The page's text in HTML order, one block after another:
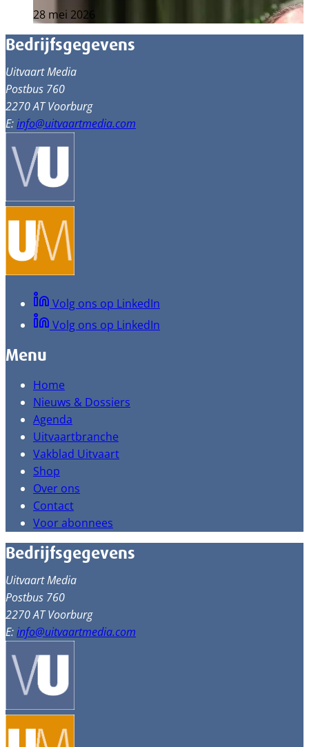
28 mei 2026
Bedrijfsgegevens
Uitvaart Media
Postbus 760
2270 AT Voorburg
E:info@uitvaartmedia.com
Volg ons op LinkedIn
Volg ons op LinkedIn
Menu
Home
Nieuws & Dossiers
Agenda
Uitvaartbranche
Vakblad Uitvaart
Shop
Over ons
Contact
Voor abonnees
Bedrijfsgegevens
Uitvaart Media
Postbus 760
2270 AT Voorburg
E:info@uitvaartmedia.com